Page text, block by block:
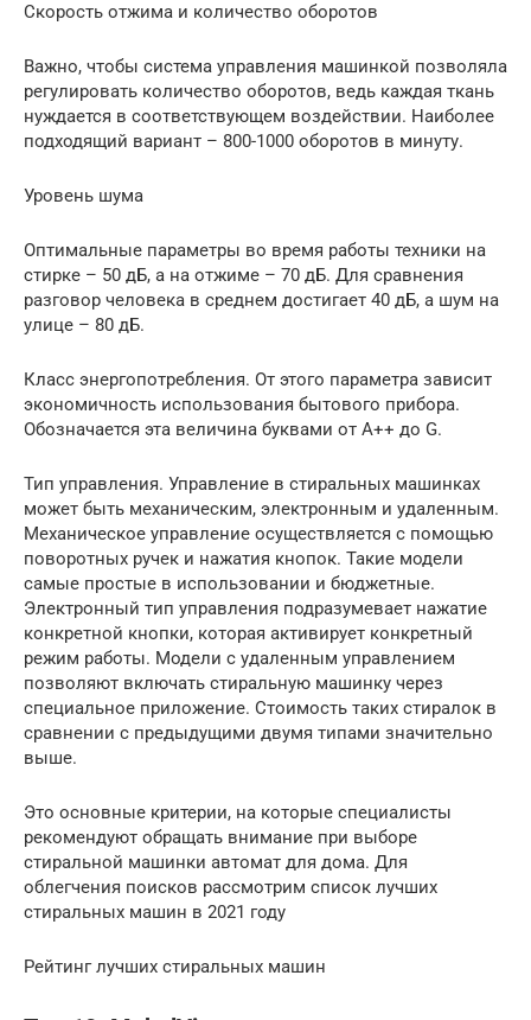
Скорость отжима и количество оборотов
Важно, чтобы система управления машинкой позволяла
регулировать количество оборотов, ведь каждая ткань
нуждается в соответствующем воздействии. Наиболее
подходящий вариант – 800-1000 оборотов в минуту.
Уровень шума
Оптимальные параметры во время работы техники на
стирке – 50 дБ, а на отжиме – 70 дБ. Для сравнения
разговор человека в среднем достигает 40 дБ, а шум на
улице – 80 дБ.
Класс энергопотребления. От этого параметра зависит
экономичность использования бытового прибора.
Обозначается эта величина буквами от А++ до G.
Тип управления. Управление в стиральных машинках
может быть механическим, электронным и удаленным.
Механическое управление осуществляется с помощью
поворотных ручек и нажатия кнопок. Такие модели
самые простые в использовании и бюджетные.
Электронный тип управления подразумевает нажатие
конкретной кнопки, которая активирует конкретный
режим работы. Модели с удаленным управлением
позволяют включать стиральную машинку через
специальное приложение. Стоимость таких стиралок в
сравнении с предыдущими двумя типами значительно
выше.
Это основные критерии, на которые специалисты
рекомендуют обращать внимание при выборе
стиральной машинки автомат для дома. Для
облегчения поисков рассмотрим список лучших
стиральных машин в 2021 году
Рейтинг лучших стиральных машин